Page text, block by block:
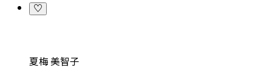
夏梅 美智子